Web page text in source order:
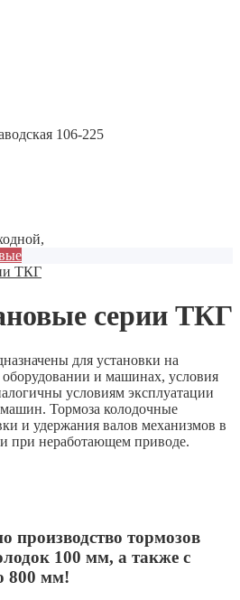
106-225
серии ТКГ
для установки на
и машинах, условия
условиям эксплуатации
Тормоза колодочные
и удержания валов механизмов в
при неработающем приводе.
производство тормозов
100 мм, а также с
800 мм!